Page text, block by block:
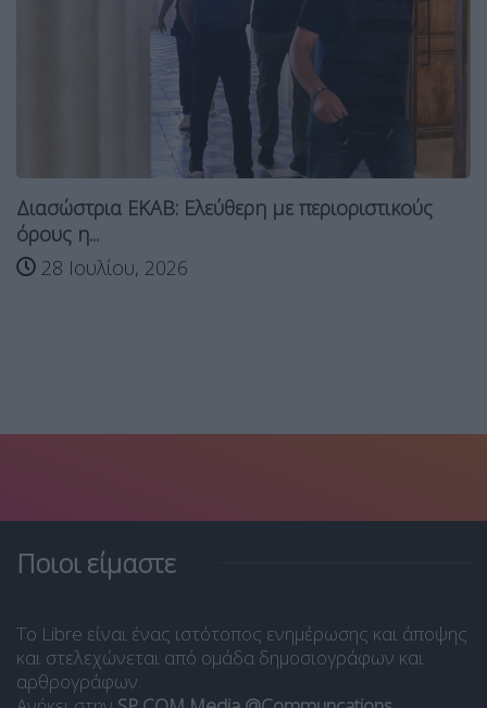
Διασώστρια ΕΚΑΒ: Ελεύθερη με περιοριστικούς
όρους η...
28 Ιουλίου, 2026
Ποιοι είμαστε
Το Libre είναι ένας ιστότοπος ενημέρωσης και άποψης
και στελεχώνεται από ομάδα δημοσιογράφων και
αρθρογράφων.